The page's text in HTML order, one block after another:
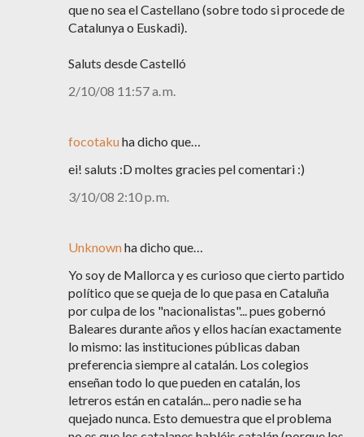
que no sea el Castellano (sobre todo si procede de
Catalunya o Euskadi).
Saluts desde Castelló
2/10/08 11:57 a. m.
focotakuha dicho que…
ei! saluts :D moltes gracies pel comentari :)
3/10/08 2:10 p. m.
Unknownha dicho que…
Yo soy de Mallorca y es curioso que cierto partido
político que se queja de lo que pasa en Cataluña
por culpa de los "nacionalistas"... pues gobernó
Baleares durante años y ellos hacían exactamente
lo mismo: las instituciones públicas daban
preferencia siempre al catalán. Los colegios
enseñan todo lo que pueden en catalán, los
letreros están en catalán... pero nadie se ha
quejado nunca. Esto demuestra que el problema